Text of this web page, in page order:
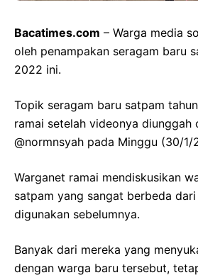
Bacatimes.com – Warga media
oleh penampakan seragam baru
2022 ini.
Topik seragam baru satpam
ramai setelah videonya diunggah
@normnsyah pada Minggu (30/1/
Warganet ramai mendiskusikan
satpam yang sangat berbeda
digunakan sebelumnya.
Banyak dari mereka yang
dengan warga baru tersebut,